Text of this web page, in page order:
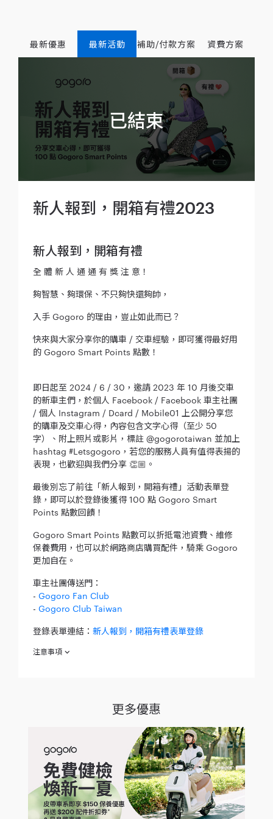
最新優惠 最新活動 補助/付款方案 資費方案
新人報到，開箱有禮2023
新人報到，開箱有禮
全 體 新 人 通 通 有 獎 注 意！
夠智慧、夠環保、不只夠快還夠帥，
入手 Gogoro 的理由，豈止如此而已？
快來與大家分享你的購車 / 交車經驗，即可獲得最好用
的 Gogoro Smart Points 點數！
即日起至 2024 / 6 / 30，邀請 2023 年 10 月後交車
的新車主們，於個人 Facebook / Facebook 車主社團
/ 個人 Instagram / Dcard / Mobile01 上公開分享您
的購車及交車心得，內容包含文字心得（至少 50
字）、附上照片或影片，標註 @gogorotaiwan 並加上
hashtag #Letsgogoro，若您的服務人員有值得表揚的
表現，也歡迎與我們分享 👏🏼。
最後別忘了前往「新人報到，開箱有禮」活動表單登
錄，即可以於登錄後獲得 100 點 Gogoro Smart
Points 點數回饋！
Gogoro Smart Points 點數可以折抵電池資費、維修
保養費用，也可以於網路商店購買配件，騎乘 Gogoro
更加自在。
車主社團傳送門：
- Gogoro Fan Club
- Gogoro Club Taiwan
登錄表單連結： 新人報到，開箱有禮表單登錄
注意事項
自西元（下同）2023 年 10 月 1 日起至 2024 年 6 月 30 日
Smartscooter® 智慧電動機車（下稱「智慧電動機車」）之
車主（惟不包含法人/非法人團體車主、Gogoro® 直營/加盟
門市人員、Gogoro®特約推廣站人員），於交車後分享購車
/ 交車心得 50 字以上、另附購車 / 交車照片或影片並於貼文
@gogorotaiwan 及 #Letsgogoro，於特定網路平台
(Facebook / instagram / Dcard / mobile01) 並登錄於
「新人報到，開箱有禮」活動網站，經 Gogoro 確認資料無
誤者，即屬「成功開箱分享」。首次開箱分享成功，車主即
可獲得「100 點 Gogoro Smart Points 點數(下稱「點
數」」（每人僅限獲贈乙次）。
更多優惠